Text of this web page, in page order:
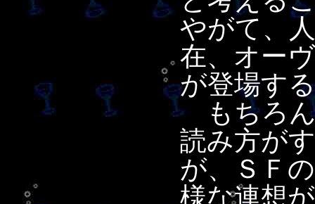
やがて、
在、オー
が登場す
もちろん
読み方が
が、ＳＦ
様な連想